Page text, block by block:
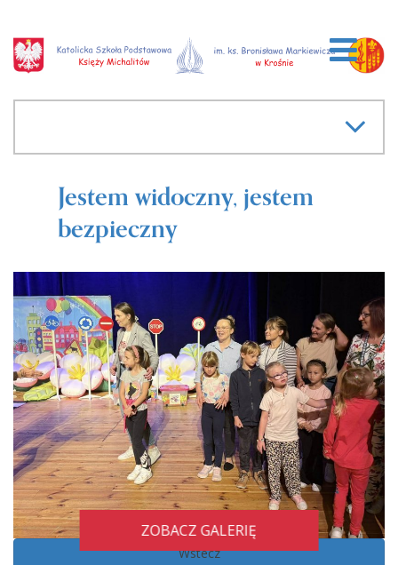
Jestem widoczny, jestem
bezpieczny
ZOBACZ GALERIĘ
Wstecz